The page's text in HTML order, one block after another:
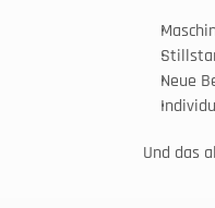
Neue
Und das